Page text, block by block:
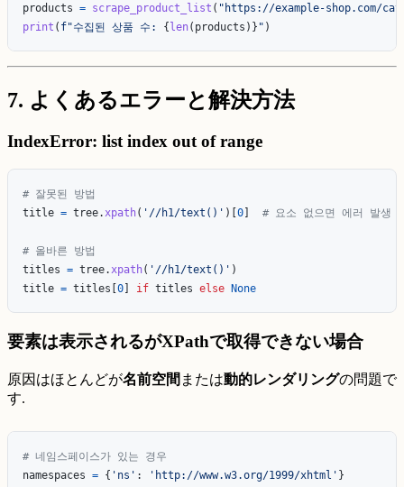
products = scrape_product_list ( " https://example-shop.com/
print ( f"수집된 상품 수: {len( products ) } " )
7. よくあるエラーと解決方法
IndexError: list index out of range
title = tree.xpath( ' //h1/text() ' )[ 0
titles = tree.xpath( ' //h1/text() ' )
title = titles 0 if titles else None
要素は表示されるがXPathで取得できない場合
原因はほとんどが名前空間 または動的レンダリングの問題で
す.
namespaces = { ' ns ' : ' http://www.w3.org/1999/xhtml ' }